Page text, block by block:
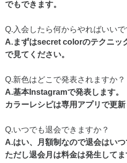
でもできます。
Q.入会したら何からやればいいで
A.まずはsecret colorのテクニッ
で見てください。
Q.新色はどこで発表されますか？
A.基本Instagramで発表します。
カラーレシピは専用アプリで更新
Q.いつでも退会できますか？
A.はい、月額制なので退会はいつ
ただし退会月は料金は発生してま